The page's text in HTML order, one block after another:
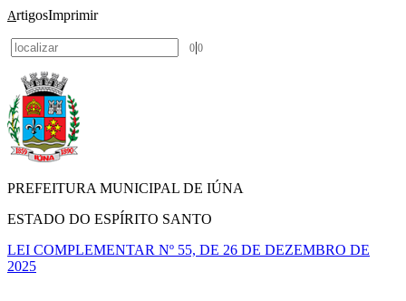
ArtigosImprimir
0|0
PREFEITURA MUNICIPAL DE IÚNA
ESTADO DO ESPÍRITO SANTO
LEI COMPLEMENTAR Nº 55, DE 26 DE DEZEMBRO DE
2025